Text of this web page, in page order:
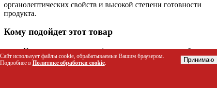
органолептических свойств и высокой степени готовности
продукта.
Кому подойдет этот товар
Производители снеков (кукурузные палочки, хлебцы,
сухарики)
Заводы по выпуску комбикормов для
Сайт использует файлы cookie, обрабатываемые Вашим браузером.
Подробнее в Политике обработки cookie. Принимаю